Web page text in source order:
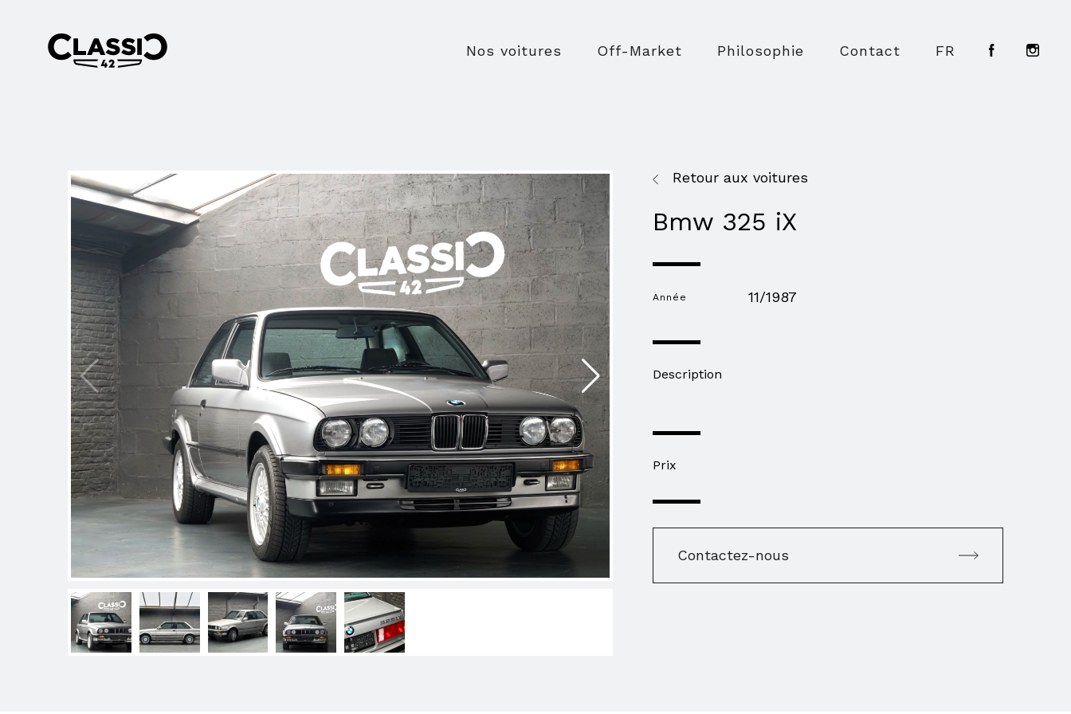
Nos voitures Off-Market Philosophie Contact FR
Retour aux voitures
Bmw 325 iX
Année 11/1987
Description
Prix
Contactez-nous